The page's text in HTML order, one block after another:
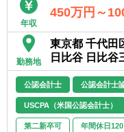
■財務
長戦
トナ
年収
450万円～
勤務地
東京都 千代
日比谷 日比谷
公認会計士 公認会計士
USCPA（米国公認会計士）
第二新卒可 年間休日